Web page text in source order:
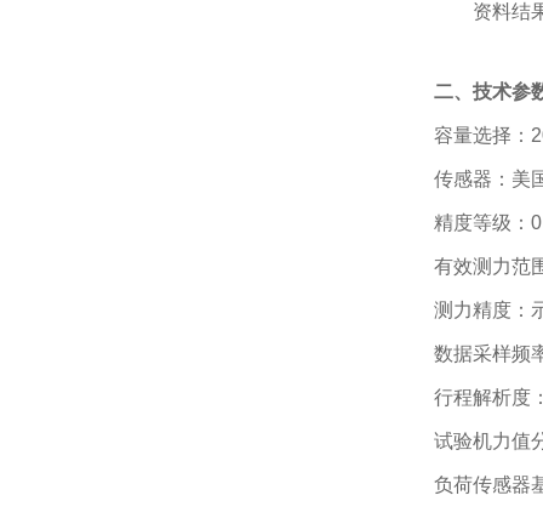
资料结
二、技术参
容量选择：
传感器：美
精度等级：
有效测力范
测力精度：
数据采样频
行程解析度
试验机力值
负荷传感器